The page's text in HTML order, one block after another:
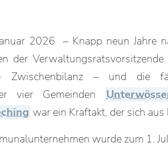
2026 – Knapp neun Jahre
der
Zwischenbilanz – und die
vier Gemeinden
war ein Kraftakt, der sich
wurde zum 1.